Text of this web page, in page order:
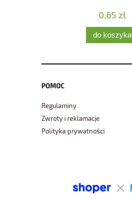
0,65 zł
do koszyka
POMOC
Regulaminy
Zwroty i reklamacje
Polityka prywatności